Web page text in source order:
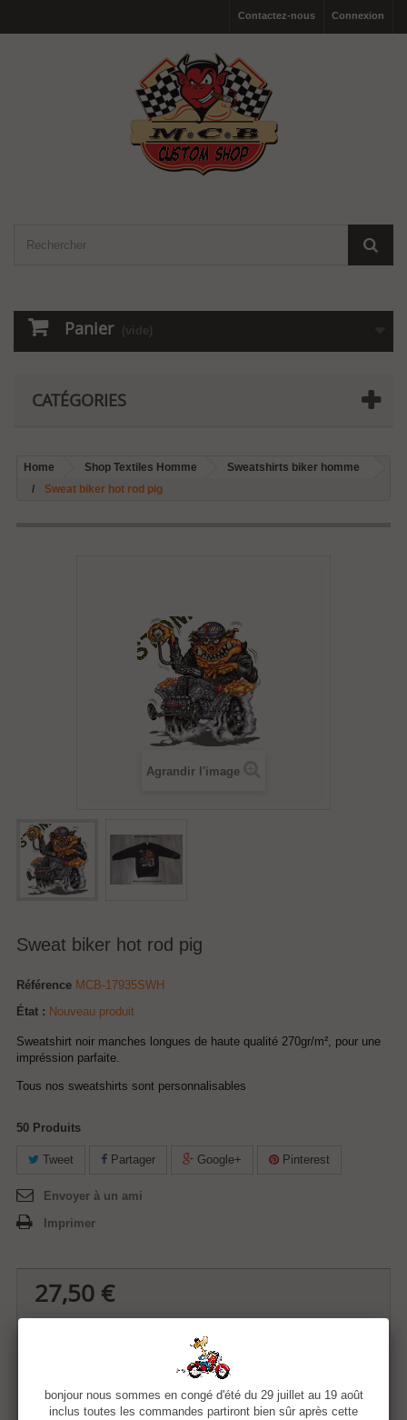
Connexion
Contactez-nous
Panier (vide)
CATÉGORIES
Home Shop Textiles Homme
Sweatshirts biker homme
Sweat biker hot rod pig
Agrandir l'image
Sweat biker hot rod pig
Référence MCB-17935SWH
État : Nouveau produit
Sweatshirt noir manches longues de haute qualité 270gr/m², pour une
impréssion parfaite.
Tous nos sweatshirts sont personnalisables
50 Produits
Tweet Partager Google+ Pinterest
Envoyer à un ami
Imprimer
27,50 €
Taille
bonjour nous sommes en congé d'été du 29 juillet au 19 août
inclus toutes les commandes partiront bien sûr après cette